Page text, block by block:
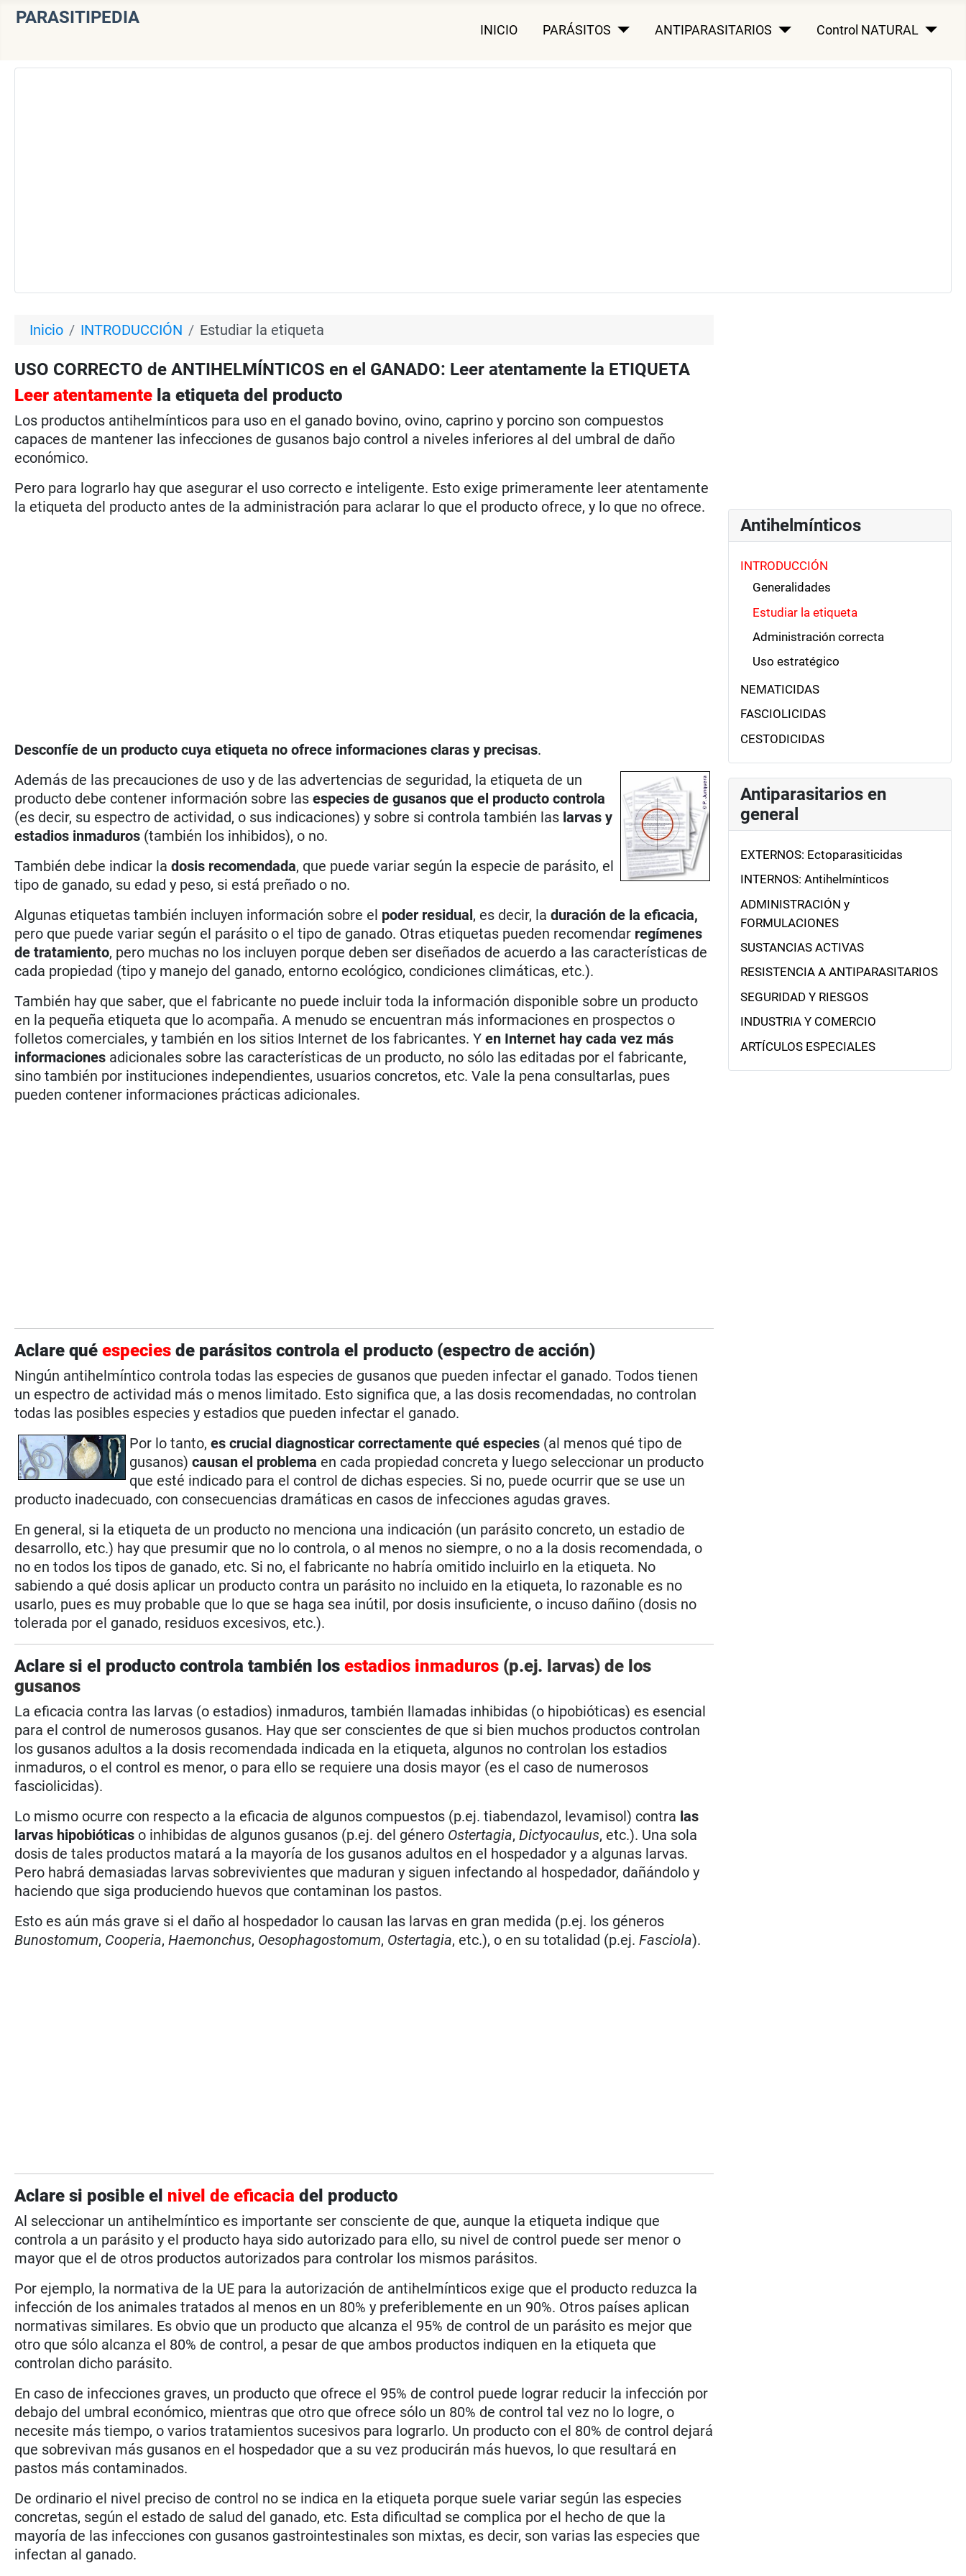
PARASITIPEDIA
INICIO PARÁSITOS ANTIPARASITARIOS Control NATURAL
Inicio INTRODUCCIÓN Estudiar la etiqueta
USO CORRECTO de ANTIHELMÍNTICOS en el GANADO: Leer atentamente la ETIQUETA
Leer atentamente la etiqueta del producto
Los productos antihelmínticos para uso en el ganado bovino, ovino, caprino y porcino son compuestos
capaces de mantener las infecciones de gusanos bajo control a niveles inferiores al del umbral de daño
económico.
Pero para lograrlo hay que asegurar el uso correcto e inteligente. Esto exige primeramente leer atentamente
la etiqueta del producto antes de la administración para aclarar lo que el producto ofrece, y lo que no ofrece.
Desconfíe de un producto cuya etiqueta no ofrece informaciones claras y precisas.
Además de las precauciones de uso y de las advertencias de seguridad, la etiqueta de un
producto debe contener información sobre lasespecies de gusanos que el producto controla
(es decir, su espectro de actividad, o sus indicaciones) y sobre si controla también las larvas y
estadios inmaduros (también los inhibidos), o no.
También debe indicar ladosis recomendada, que puede variar según la especie de parásito, el
tipo de ganado, su edad y peso, si está preñado o no.
Algunas etiquetas también incluyen información sobre el poder residual, es decir, laduración de la eficacia,
pero que puede variar según el parásito o el tipo de ganado. Otras etiquetas pueden recomendar regímenes
de tratamiento, pero muchas no los incluyen porque deben ser diseñados de acuerdo a las características de
cada propiedad (tipo y manejo del ganado, entorno ecológico, condiciones climáticas, etc.).
También hay que saber, que el fabricante no puede incluir toda la información disponible sobre un producto
en la pequeña etiqueta que lo acompaña. A menudo se encuentran más informaciones en prospectos o
folletos comerciales, y también en los sitios Internet de los fabricantes. Yen Internet hay cada vez más
informaciones adicionales sobre las características de un producto, no sólo las editadas por el fabricante,
sino también por instituciones independientes, usuarios concretos, etc. Vale la pena consultarlas, pues
pueden contener informaciones prácticas adicionales.
Aclare quéespecies de parásitos controla el producto (espectro de acción)
Ningún antihelmíntico controla todas las especies de gusanos que pueden infectar el ganado. Todos tienen
un espectro de actividad más o menos limitado. Esto significa que, a las dosis recomendadas, no controlan
todas las posibles especies y estadios que pueden infectar el ganado.
Por lo tanto,es crucial diagnosticar correctamente qué especies (al menos qué tipo de
gusanos) causan el problema en cada propiedad concreta y luego seleccionar un producto
que esté indicado para el control de dichas especies. Si no, puede ocurrir que se use un
producto inadecuado, con consecuencias dramáticas en casos de infecciones agudas graves.
En general, si la etiqueta de un producto no menciona una indicación (un parásito concreto, un estadio de
desarrollo, etc.) hay que presumir que no lo controla, o al menos no siempre, o no a la dosis recomendada, o
no en todos los tipos de ganado, etc. Si no, el fabricante no habría omitido incluirlo en la etiqueta. No
sabiendo a qué dosis aplicar un producto contra un parásito no incluido en la etiqueta, lo razonable es no
usarlo, pues es muy probable que lo que se haga sea inútil, por dosis insuficiente, o incuso dañino (dosis no
tolerada por el ganado, residuos excesivos, etc.).
Aclare si el producto controla también losestadios inmaduros (p.ej. larvas) de los
gusanos
La eficacia contra las larvas (o estadios) inmaduros, también llamadas inhibidas (o hipobióticas) es esencial
para el control de numerosos gusanos. Hay que ser conscientes de que si bien muchos productos controlan
los gusanos adultos a la dosis recomendada indicada en la etiqueta, algunos no controlan los estadios
inmaduros, o el control es menor, o para ello se requiere una dosis mayor (es el caso de numerosos
fasciolicidas).
Lo mismo ocurre con respecto a la eficacia de algunos compuestos (p.ej. tiabendazol, levamisol) contra las
larvas hipobióticas o inhibidas de algunos gusanos (p.ej. del género Ostertagia,Dictyocaulus, etc.). Una sola
dosis de tales productos matará a la mayoría de los gusanos adultos en el hospedador y a algunas larvas.
Pero habrá demasiadas larvas sobrevivientes que maduran y siguen infectando al hospedador, dañándolo y
haciendo que siga produciendo huevos que contaminan los pastos.
Esto es aún más grave si el daño al hospedador lo causan las larvas en gran medida (p.ej. los géneros
Bunostomum, Cooperia,Haemonchus, Oesophagostomum, Ostertagia, etc.), o en su totalidad (p.ej.Fasciola).
Aclare si posible el nivel de eficacia del producto
Al seleccionar un antihelmíntico es importante ser consciente de que, aunque la etiqueta indique que
controla a un parásito y el producto haya sido autorizado para ello, su nivel de control puede ser menor o
mayor que el de otros productos autorizados para controlar los mismos parásitos.
Por ejemplo, la normativa de la UE para la autorización de antihelmínticos exige que el producto reduzca la
infección de los animales tratados al menos en un 80% y preferiblemente en un 90%. Otros países aplican
normativas similares. Es obvio que un producto que alcanza el 95% de control de un parásito es mejor que
otro que sólo alcanza el 80% de control, a pesar de que ambos productos indiquen en la etiqueta que
controlan dicho parásito.
En caso de infecciones graves, un producto que ofrece el 95% de control puede lograr reducir la infección por
debajo del umbral económico, mientras que otro que ofrece sólo un 80% de control tal vez no lo logre, o
necesite más tiempo, o varios tratamientos sucesivos para lograrlo. Un producto con el 80% de control dejará
que sobrevivan más gusanos en el hospedador que a su vez producirán más huevos, lo que resultará en
pastos más contaminados.
De ordinario el nivel preciso de control no se indica en la etiqueta porque suele variar según las especies
concretas, según el estado de salud del ganado, etc. Esta dificultad se complica por el hecho de que la
mayoría de las infecciones con gusanos gastrointestinales son mixtas, es decir, son varias las especies que
infectan al ganado.
Antihelmínticos
INTRODUCCIÓN
Generalidades
Estudiar la etiqueta
Administración correcta
Uso estratégico
NEMATICIDAS
FASCIOLICIDAS
CESTODICIDAS
Antiparasitarios en
general
EXTERNOS: Ectoparasiticidas
INTERNOS: Antihelmínticos
ADMINISTRACIÓN y
FORMULACIONES
SUSTANCIAS ACTIVAS
RESISTENCIA A ANTIPARASITARIOS
SEGURIDAD Y RIESGOS
INDUSTRIA Y COMERCIO
ARTÍCULOS ESPECIALES